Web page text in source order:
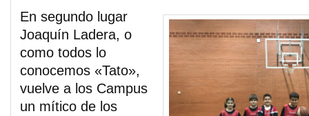
En segundo lugar
Joaquín Ladera, o
como todos lo
conocemos «Tato»,
vuelve a los Campus
un mítico de los